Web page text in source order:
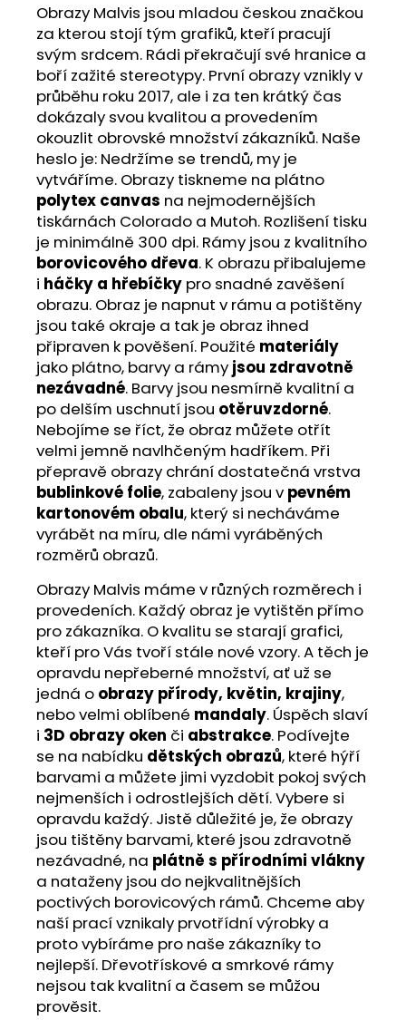
Obrazy Malvis jsou mladou českou značkou
za kterou stojí tým grafiků, kteří pracují
svým srdcem. Rádi překračují své hranice a
boří zažité stereotypy. První obrazy vznikly v
průběhu roku 2017, ale i za ten krátký čas
dokázaly svou kvalitou a provedením
okouzlit obrovské množství zákazníků. Naše
heslo je: Nedržíme se trendů, my je
vytváříme. Obrazy tiskneme na plátno
polytex canvas na nejmodernějších
tiskárnách Colorado a Mutoh. Rozlišení tisku
je minimálně 300 dpi. Rámy jsou z kvalitního
borovicového dřeva. K obrazu přibalujeme
i háčky a hřebíčky pro snadné zavěšení
obrazu. Obraz je napnut v rámu a potištěny
jsou také okraje a tak je obraz ihned
připraven k pověšení. Použité materiály
jako plátno, barvy a rámy jsou zdravotně
nezávadné. Barvy jsou nesmírně kvalitní a
po delším uschnutí jsou otěruvzdorné.
Nebojíme se říct, že obraz můžete otřít
velmi jemně navlhčeným hadříkem. Při
přepravě obrazy chrání dostatečná vrstva
bublinkové folie, zabaleny jsou v pevném
kartonovém obalu, který si necháváme
vyrábět na míru, dle námi vyráběných
rozměrů obrazů.
Obrazy Malvis máme v různých rozměrech i
provedeních. Každý obraz je vytištěn přímo
pro zákazníka. O kvalitu se starají grafici,
kteří pro Vás tvoří stále nové vzory. A těch je
opravdu nepřeberné množství, ať už se
jedná o obrazy přírody, květin, krajiny,
nebo velmi oblíbené mandaly. Úspěch slaví
i 3D obrazy oken či abstrakce. Podívejte
se na nabídku dětských obrazů, které hýří
barvami a můžete jimi vyzdobit pokoj svých
nejmenších i odrostlejších dětí. Vybere si
opravdu každý. Jistě důležité je, že obrazy
jsou tištěny barvami, které jsou zdravotně
nezávadné, na plátně s přírodními vlákny
a nataženy jsou do nejkvalitnějších
poctivých borovicových rámů. Chceme aby
naší prací vznikaly prvotřídní výrobky a
proto vybíráme pro naše zákazníky to
nejlepší. Dřevotřískové a smrkové rámy
nejsou tak kvalitní a časem se můžou
prověsit.